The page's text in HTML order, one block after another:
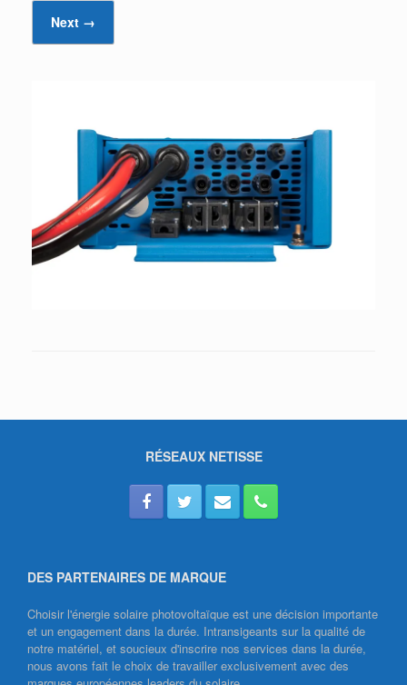
Next →
RÉSEAUX NETISSE
DES PARTENAIRES DE MARQUE
Choisir l'énergie solaire photovoltaïque est une décision importante
et un engagement dans la durée. Intransigeants sur la qualité de
notre matériel, et soucieux d'inscrire nos services dans la durée,
nous avons fait le choix de travailler exclusivement avec des